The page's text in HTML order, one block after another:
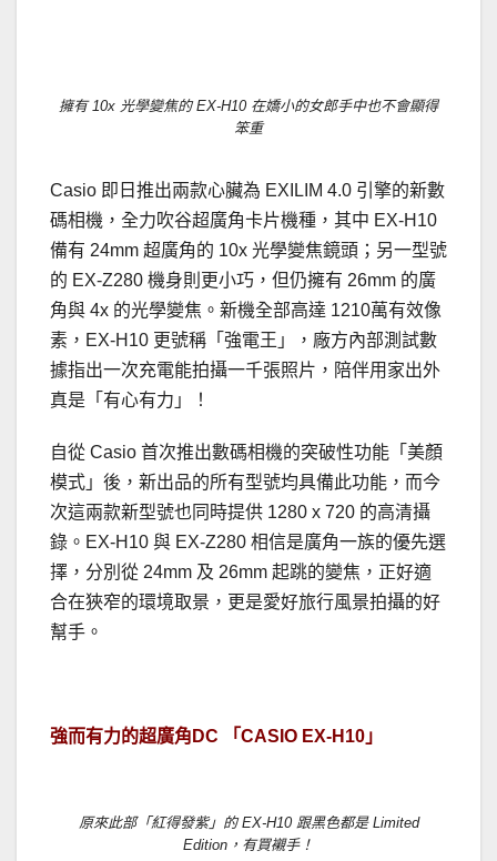
擁有 10x 光學變焦的 EX-H10 在嬌小的女郎手中也不會顯得
笨重
Casio 即日推出兩款心臟為 EXILIM 4.0 引擎的新數
碼相機，全力吹谷超廣角卡片機種，其中 EX-H10
備有 24mm 超廣角的 10x 光學變焦鏡頭；另一型號
的 EX-Z280 機身則更小巧，但仍擁有 26mm 的廣
角與 4x 的光學變焦。新機全部高達 1210萬有效像
素，EX-H10 更號稱「強電王」，廠方內部測試數
據指出一次充電能拍攝一千張照片，陪伴用家出外
真是「有心有力」！
自從 Casio 首次推出數碼相機的突破性功能「美顏
模式」後，新出品的所有型號均具備此功能，而今
次這兩款新型號也同時提供 1280 x 720 的高清攝
錄。EX-H10 與 EX-Z280 相信是廣角一族的優先選
擇，分別從 24mm 及 26mm 起跳的變焦，正好適
合在狹窄的環境取景，更是愛好旅行風景拍攝的好
幫手。
強而有力的超廣角DC 「CASIO EX-H10」
原來此部「紅得發紫」的 EX-H10 跟黑色都是 Limited
Edition，有買襯手！